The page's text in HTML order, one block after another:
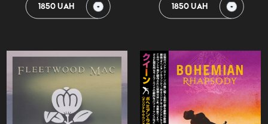
1850 UAH 1850 UAH